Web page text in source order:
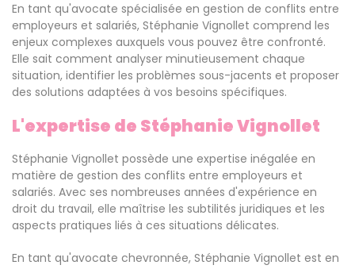
En tant qu'avocate spécialisée en gestion de conflits entre
employeurs et salariés, Stéphanie Vignollet comprend les
enjeux complexes auxquels vous pouvez être confronté.
Elle sait comment analyser minutieusement chaque
situation, identifier les problèmes sous-jacents et proposer
des solutions adaptées à vos besoins spécifiques.
L'expertise de Stéphanie Vignollet
Stéphanie Vignollet possède une expertise inégalée en
matière de gestion des conflits entre employeurs et
salariés. Avec ses nombreuses années d'expérience en
droit du travail, elle maîtrise les subtilités juridiques et les
aspects pratiques liés à ces situations délicates.
En tant qu'avocate chevronnée, Stéphanie Vignollet est en